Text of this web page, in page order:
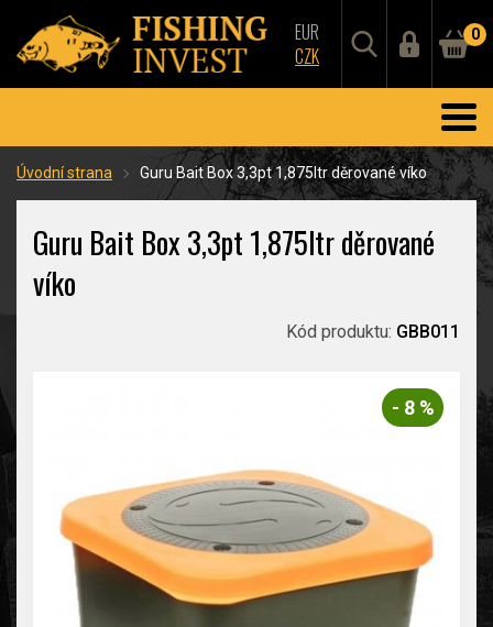
EUR
CZK
0
Úvodní strana Guru Bait Box 3,3pt 1,875ltr děrované víko
Guru Bait Box 3,3pt 1,875ltr děrované
víko
Kód produktu: GBB011
- 8 %